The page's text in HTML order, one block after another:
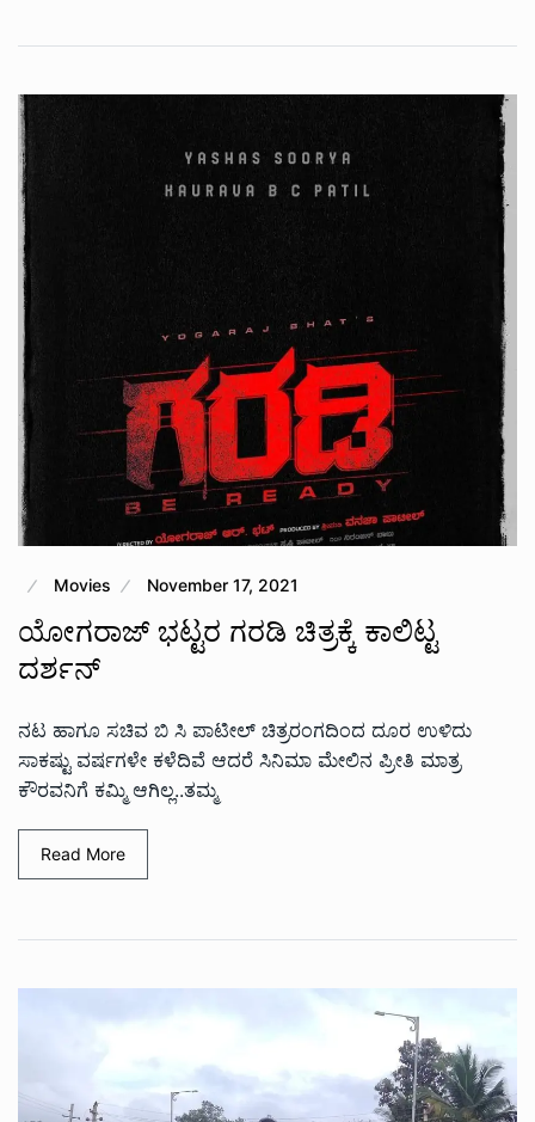
Movies November 17, 2021
ಯೋಗರಾಜ್ ಭಟ್ಟರ ಗರಡಿ ಚಿತ್ರಕ್ಕೆ ಕಾಲಿಟ್ಟ
ದರ್ಶನ್
ನಟ ಹಾಗೂ ಸಚಿವ ಬಿ ಸಿ ಪಾಟೀಲ್ ಚಿತ್ರರಂಗದಿಂದ ದೂರ ಉಳಿದು
ಸಾಕಷ್ಟು ವರ್ಷಗಳೇ ಕಳೆದಿವೆ ಆದರೆ ಸಿನಿಮಾ ಮೇಲಿನ ಪ್ರೀತಿ ಮಾತ್ರ
ಕೌರವನಿಗೆ ಕಮ್ಮಿ ಆಗಿಲ್ಲ..ತಮ್ಮ
Read More